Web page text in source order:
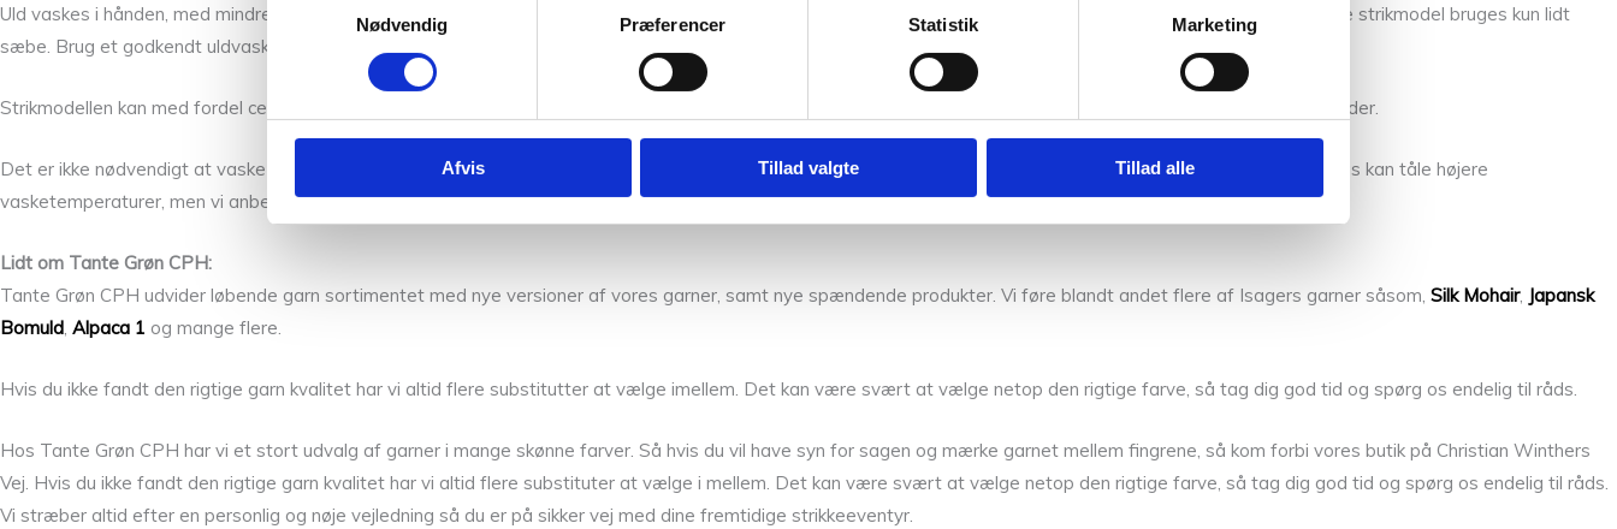
Nødvendig
Præferencer Statistik Marketing
Afvis Tillad valgte Tillad alle
Uld vaskes i hånden, med mindre man har en vaskemaskine med et meget skånsomt uldprogram, der kan vaske i kuldslået vand. For at undgå at valke den færdige strikmodel bruges kun lidt
sæbe. Brug et godkendt uldvaskemiddel. Hold samme temperatur gennem hele vaske- og skylleprocessen, og vask endelig ikke over 28° .
Strikmodellen kan med fordel centrifuges let efter vask. Lag modellen i en vaskepose eller et pudevår. Efter centrifugeringen lægges modellen til tørre på håndklæder.
Det er ikke nødvendigt at vaske en uldmodel tit. Ofte vil det være nok at hænge den til luftning i fugtigt vejr. Bomuldsgarner og blandingsgarner med hør og bambus kan tåle højere
vasketemperaturer, men vi anbefaler samme vask som uldgarnet.
Lidt om Tante Grøn CPH:
Tante Grøn CPH udvider løbende garn sortimentet med nye versioner af vores garner, samt nye spændende produkter. Vi føre blandt andet flere af Isagers garner såsom, Silk Mohair, Japansk
Bomuld, Alpaca 1 og mange flere.
Hvis du ikke fandt den rigtige garn kvalitet har vi altid flere substitutter at vælge imellem. Det kan være svært at vælge netop den rigtige farve, så tag dig god tid og spørg os endelig til råds.
Hos Tante Grøn CPH har vi et stort udvalg af garner i mange skønne farver. Så hvis du vil have syn for sagen og mærke garnet mellem fingrene, så kom forbi vores butik på Christian Winthers
Vej. Hvis du ikke fandt den rigtige garn kvalitet har vi altid flere substituter at vælge i mellem. Det kan være svært at vælge netop den rigtige farve, så tag dig god tid og spørg os endelig til råds.
Vi stræber altid efter en personlig og nøje vejledning så du er på sikker vej med dine fremtidige strikkeeventyr.